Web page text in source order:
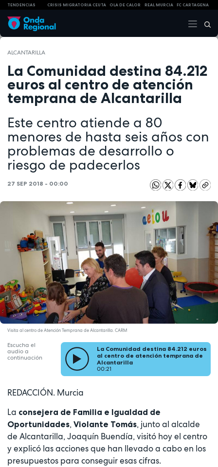
TENDENCIAS CRISIS MIGRATORIA CEUTA OLA DE CALOR REAL MURCIA FC CARTAGENA
ALCANTARILLA
La Comunidad destina 84.212
euros al centro de atención
temprana de Alcantarilla
Este centro atiende a 80
menores de hasta seis años con
problemas de desarrollo o
riesgo de padecerlos
27 SEP 2018 - 00:00
Visita al centro de Atención Temprana de Alcantarilla. CARM
Escucha el
audio a
continuación
La Comunidad destina 84.212 euros
al centro de atención temprana de
Alcantarilla
00:21
REDACCIÓN. Murcia
La consejera de Familia e Igualdad de
Oportunidades, Violante Tomás, junto al alcalde
de Alcantarilla, Joaquín Buendía, visitó hoy el centro
y explicó las acciones que han llevado a cabo en los
presupuestos para conseguir esas cifras.